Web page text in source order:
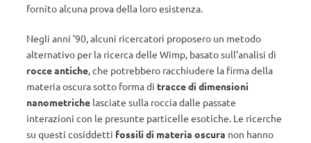
fornito alcuna prova della loro esistenza.
Negli anni ’90, alcuni ricercatori proposero un metodo
alternativo per la ricerca delle Wimp, basato sull’analisi di
rocce antiche, che potrebbero racchiudere la firma della
materia oscura sotto forma di tracce di dimensioni
nanometriche lasciate sulla roccia dalle passate
interazioni con le presunte particelle esotiche. Le ricerche
su questi cosiddetti fossili di materia oscura non hanno